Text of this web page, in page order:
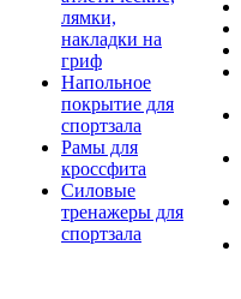
лямки,
накладки на
гриф
Напольное
покрытие для
спортзала
Рамы для
кроссфита
Силовые
тренажеры для
спортзала